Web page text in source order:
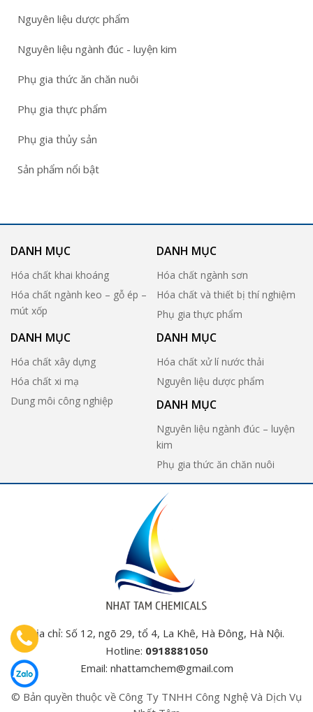
Nguyên liệu dược phẩm
Nguyên liệu ngành đúc - luyện kim
Phụ gia thức ăn chăn nuôi
Phụ gia thực phẩm
Phụ gia thủy sản
Sản phẩm nổi bật
DANH MỤC
Hóa chất khai khoáng
Hóa chất ngành keo – gỗ ép –
mút xốp
DANH MỤC
Hóa chất ngành sơn
Hóa chất và thiết bị thí nghiệm
Phụ gia thực phẩm
DANH MỤC
Hóa chất xây dựng
Hóa chất xi mạ
Dung môi công nghiệp
DANH MỤC
Hóa chất xử lí nước thải
Nguyên liệu dược phẩm
DANH MỤC
Nguyên liệu ngành đúc – luyện
kim
Phụ gia thức ăn chăn nuôi
Địa chỉ: Số 12, ngõ 29, tổ 4, La Khê, Hà Đông, Hà Nội.
Hotline: 0918881050
Email: nhattamchem@gmail.com
© Bản quyền thuộc về Công Ty TNHH Công Nghệ Và Dịch Vụ